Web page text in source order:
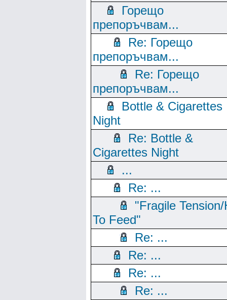
Горещо
препоръчвам...
Re: Горещо
препоръчвам...
Re: Горещо
препоръчвам...
Bottle & Cigarettes
Night
Re: Bottle &
Cigarettes Night
...
Re: ...
"Fragile Tension/
To Feed"
Re: ...
Re: ...
Re: ...
Re: ...